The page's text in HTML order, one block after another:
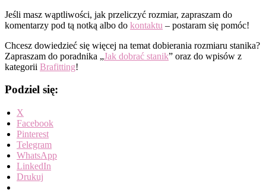
Jeśli masz wąptliwości, jak przeliczyć rozmiar, zapraszam do
komentarzy pod tą notką albo do kontaktu – postaram się pomóc!
Chcesz dowiedzieć się więcej na temat dobierania rozmiaru stanika?
Zapraszam do poradnika „Jak dobrać stanik” oraz do wpisów z
kategorii Brafitting!
Podziel się:
X
Facebook
Pinterest
Telegram
WhatsApp
LinkedIn
Drukuj